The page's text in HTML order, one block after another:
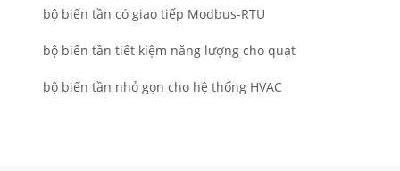
bộ biến tần có giao tiếp Modbus-RTU
bộ biến tần tiết kiệm năng lượng cho quạt
bộ biến tần nhỏ gọn cho hệ thống HVAC